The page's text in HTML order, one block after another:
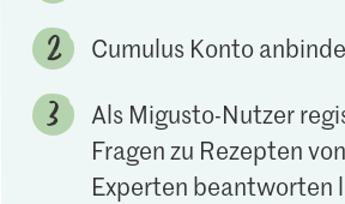
Cumulus Konto
Als Migusto-Nutzer
Fragen zu Rezepten
Experten beantworten